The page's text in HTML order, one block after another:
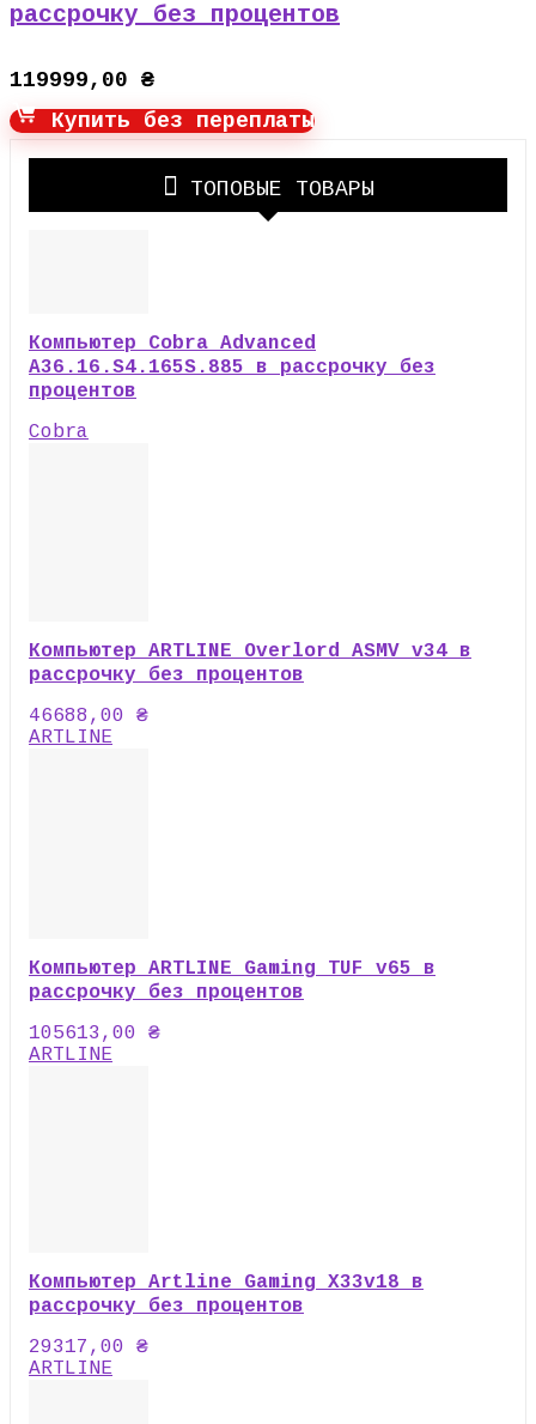
рассрочку без процентов
119999,00 ₴
Купить без переплаты
ТОПОВЫЕ ТОВАРЫ
Компьютер Cobra Advanced
A36.16.S4.165S.885 в рассрочку без
процентов
Cobra
Компьютер ARTLINE Overlord ASMV v34 в
рассрочку без процентов
46688,00 ₴
ARTLINE
Компьютер ARTLINE Gaming TUF v65 в
рассрочку без процентов
105613,00 ₴
ARTLINE
Компьютер Artline Gaming X33v18 в
рассрочку без процентов
29317,00 ₴
ARTLINE